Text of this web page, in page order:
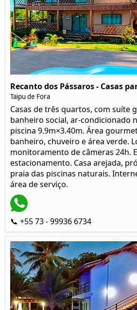
Recanto dos Pássaros - Casas
Taipu de Fora
Casas de três quartos, com suíte
banheiro social, ar-condicionado
piscina 9.9m×3.40m. Área
banheiro, chuveiro e área verde.
monitoramento de câmeras 24h.
estacionamento. Casa arejada,
praia das piscinas naturais.
área de serviço.
📞 +55 73 - 99936 6734